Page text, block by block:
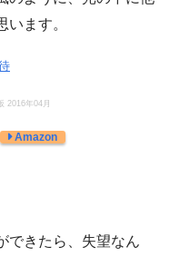
ます。
2016年04月
Amazon
できたら、失望なん